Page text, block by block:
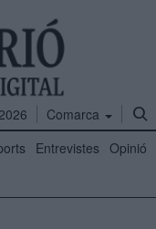
Comarca
Entrevistes Opinió